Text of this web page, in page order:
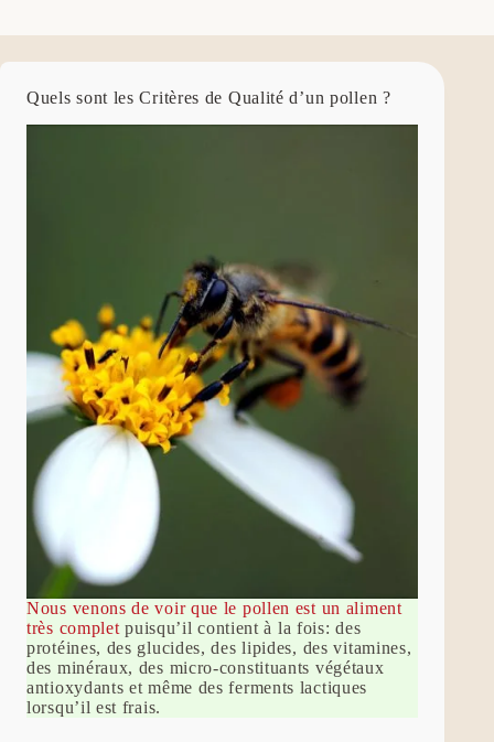
Quels sont les Critères de Qualité d’un pollen ?
Nous venons de voir que le pollen est un aliment
très complet puisqu’il contient à la fois: des
protéines, des glucides, des lipides, des vitamines,
des minéraux, des micro-constituants végétaux
antioxydants et même des ferments lactiques
lorsqu’il est frais.